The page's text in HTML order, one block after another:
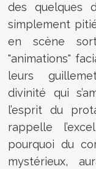
des quelques
simplement
en scène
"animations"
leurs
divinité qui
l’esprit du
rappelle
pourquoi du
mystérieux,